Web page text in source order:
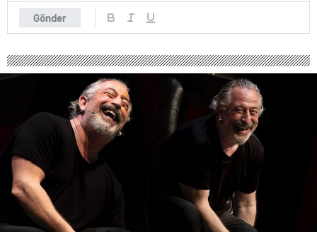
Gönder